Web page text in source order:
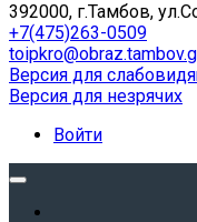
392000, г.Тамбов,
+7(475)263-0509
Версия для
Версия для незрячих
Войти